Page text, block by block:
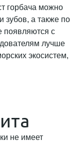
горбача можно
зубов, а также по
появляются с
лучше
экосистем,
не имеет